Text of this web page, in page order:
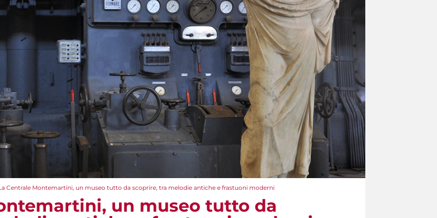
Centrale Montemartini, un museo tutto da scoprire, tra melodie antiche e frastuoni moderni
un museo tutto da